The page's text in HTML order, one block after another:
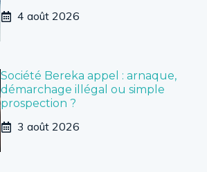
4 août 2026
Société Bereka appel : arnaque,
démarchage illégal ou simple
prospection ?
3 août 2026